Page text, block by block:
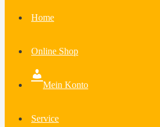
Home
Online Shop
Mein Konto
Service